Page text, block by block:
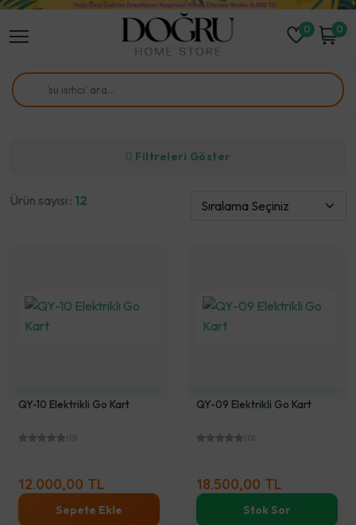
0 0
Filtreleri Göster
Ürün sayısı : 12
QY-10 Elektrikli Go Kart
(0)
12.000,00 TL
Sepete Ekle
QY-09 Elektrikli Go Kart
(0)
18.500,00 TL
Stok Sor